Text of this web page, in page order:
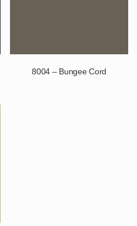
8004 – Bungee Cord